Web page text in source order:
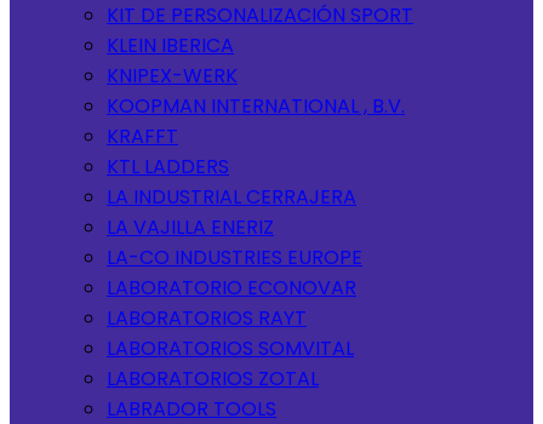
KIT DE PERSONALIZACIÓN SPORT
KLEIN IBERICA
KNIPEX-WERK
KOOPMAN INTERNATIONAL , B.V.
KRAFFT
KTL LADDERS
LA INDUSTRIAL CERRAJERA
LA VAJILLA ENERIZ
LA-CO INDUSTRIES EUROPE
LABORATORIO ECONOVAR
LABORATORIOS RAYT
LABORATORIOS SOMVITAL
LABORATORIOS ZOTAL
LABRADOR TOOLS